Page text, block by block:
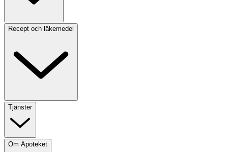
Recept och läkemedel
Tjänster
Om Apoteket